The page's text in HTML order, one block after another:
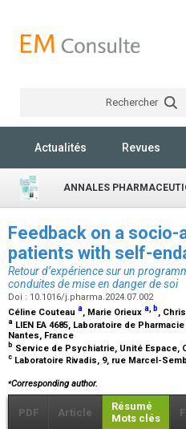
Rechercher
Actualités Revues
ANNALES
Feedback on a
patients with self-
Retour d’expérience sur un
conduites de mise en danger de soi
Doi : 10.1016/j.pharma.2024.07.002
Céline Couteau a, Marie Orieux a, b,
a LIEN EA 4685, Laboratoire de
Nantes, France
b Service de Psychiatrie, Unité Espace,
c Laboratoire Rivadis, 9, rue Marcel-
⁎Corresponding author.
PDF Article
Résumé
Mots clés